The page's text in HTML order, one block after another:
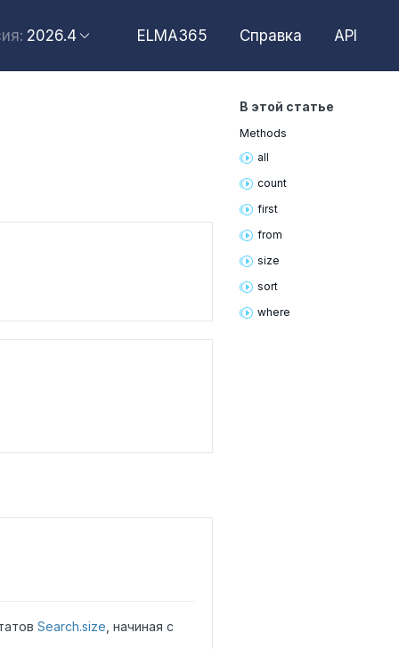
2026.42026.6
2026.4
ELMA365 Справка API
Search.size , начиная с
В этой статье
Methods
all
count
first
from
size
sort
where